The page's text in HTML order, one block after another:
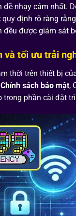
đề nhạy cảm nhất.
quy định rõ ràng
đều được giám sát
và tối ưu trải
thời trên thiết bị
Chính sách bảo mật,
trong phần cài đặt